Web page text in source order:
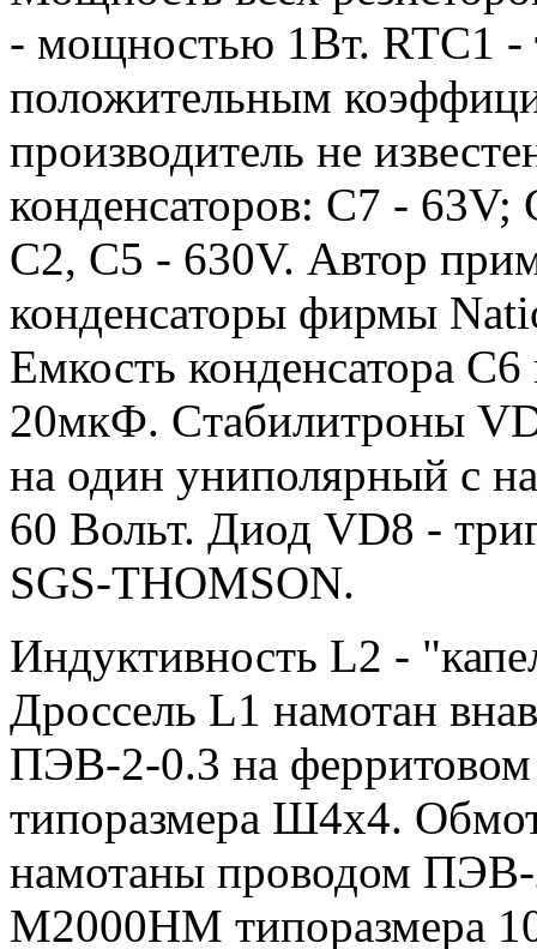
- мощностью 1Вт. RTC1 -
положительным
производитель не
конденсаторов: C7 -
C2, C5 - 630V. Автор
конденсаторы фирмы
Емкость конденсатора
20мкФ. Cтабилитроны
на один униполярный с
60 Вольт. Диод VD8 -
SGS-THOMSON.
Индуктивность L2 -
Дроссель L1 намотан
ПЭВ-2-0.3 на
типоразмера Ш4x4.
намотаны проводом ПЭВ-
М2000НМ типоразмера